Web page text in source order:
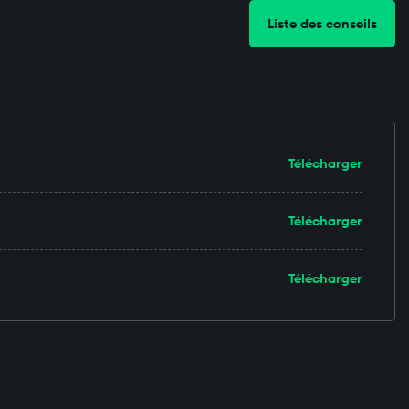
Liste des conseils
Télécharger
Télécharger
Télécharger